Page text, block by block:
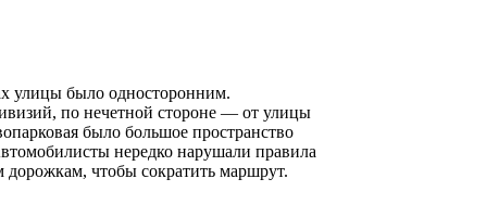
улицы было односторонним.
по нечетной стороне — от улицы
было большое пространство
нередко нарушали правила
чтобы сократить маршрут.